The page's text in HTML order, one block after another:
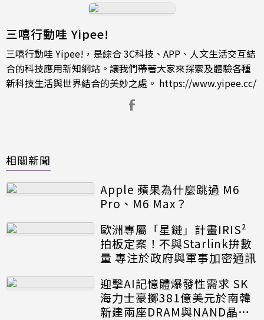
三嘻行動哇 Yipee!
三嘻行動哇 Yipee!，是綜合 3C科技、APP、人文生活交互結
合的科技應用新知網站。讓我們帶著大家來探索及體驗各種
新科技生活與世界結合的美妙之處。 https://www.yipee.cc/
相關新聞
Apple 蘋果為什麼跳過 M6
Pro、M6 Max？
歐洲專屬「星鏈」計畫IRIS²
拍板定案！不與Starlink拚數
量 專注於政府與軍事加密通訊
迎擊AI記憶體爆發性需求 SK
海力士豪擲381億美元於南韓
新建兩座DRAM與NAND晶圓